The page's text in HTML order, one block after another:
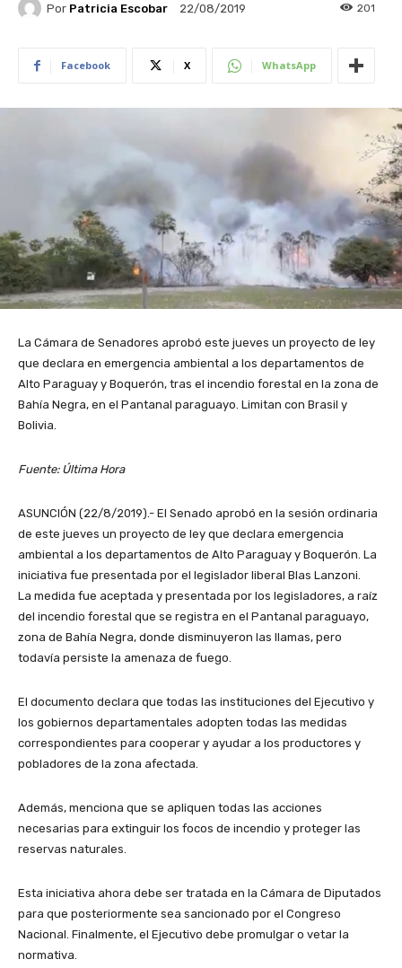
Por Patricia Escobar 22/08/2019 201
Facebook X WhatsApp
La Cámara de Senadores aprobó este jueves un proyecto de ley
que declara en emergencia ambiental a los departamentos de
Alto Paraguay y Boquerón, tras el incendio forestal en la zona de
Bahía Negra, en el Pantanal paraguayo. Limitan con Brasil y
Bolivia.
Fuente: Última Hora
ASUNCIÓN (22/8/2019).- El Senado aprobó en la sesión ordinaria
de este jueves un proyecto de ley que declara emergencia
ambiental a los departamentos de Alto Paraguay y Boquerón. La
iniciativa fue presentada por el legislador liberal Blas Lanzoni.
La medida fue aceptada y presentada por los legisladores, a raíz
del incendio forestal que se registra en el Pantanal paraguayo,
zona de Bahía Negra, donde disminuyeron las llamas, pero
todavía persiste la amenaza de fuego.
El documento declara que todas las instituciones del Ejecutivo y
los gobiernos departamentales adopten todas las medidas
correspondientes para cooperar y ayudar a los productores y
pobladores de la zona afectada.
Además, menciona que se apliquen todas las acciones
necesarias para extinguir los focos de incendio y proteger las
reservas naturales.
Esta iniciativa ahora debe ser tratada en la Cámara de Diputados
para que posteriormente sea sancionado por el Congreso
Nacional. Finalmente, el Ejecutivo debe promulgar o vetar la
normativa.